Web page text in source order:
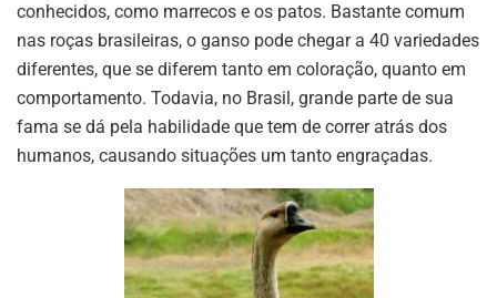
conhecidos, como marrecos e os patos. Bastante comum
nas roças brasileiras, o ganso pode chegar a 40 variedades
diferentes, que se diferem tanto em coloração, quanto em
comportamento. Todavia, no Brasil, grande parte de sua
fama se dá pela habilidade que tem de correr atrás dos
humanos, causando situações um tanto engraçadas.